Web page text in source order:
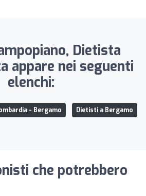
Dietista
appare nei seguenti
elenchi:
- Bergamo Dietisti a Bergamo
che potrebbero